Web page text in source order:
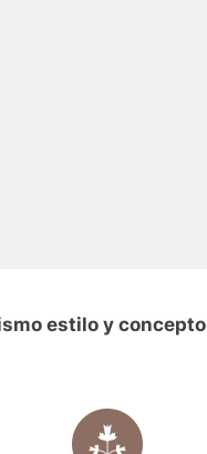
estilo y concepto